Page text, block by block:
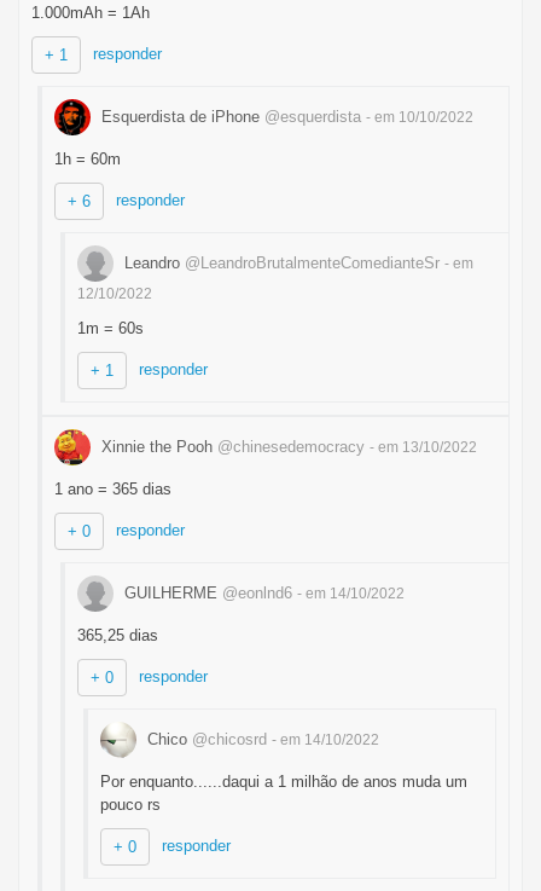
1.000mAh = 1Ah
+ 1 responder
Esquerdista de iPhone @esquerdista - em 10/10/2022
1h = 60m
+ 6 responder
Leandro @LeandroBrutalmenteComedianteSr - em
12/10/2022
1m = 60s
+ 1 responder
Xinnie the Pooh @chinesedemocracy - em 13/10/2022
1 ano = 365 dias
+ 0 responder
GUILHERME @eonlnd6 - em 14/10/2022
365,25 dias
+ 0 responder
Chico @chicosrd - em 14/10/2022
Por enquanto......daqui a 1 milhão de anos muda um
pouco rs
+ 0 responder